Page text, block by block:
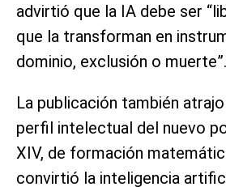
advirtió que la IA debe ser
que la transforman en
dominio, exclusión o muerte”.
La publicación también
perfil intelectual del nuevo
XIV, de formación
convirtió la inteligencia